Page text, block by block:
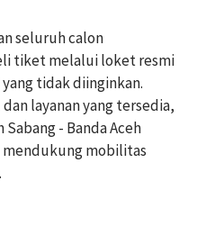
seluruh calon
tiket melalui loket resmi
tidak diinginkan.
layanan yang tersedia,
- Banda Aceh
mobilitas